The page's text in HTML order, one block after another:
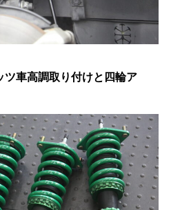
ツ車高調取り付けと四輪ア